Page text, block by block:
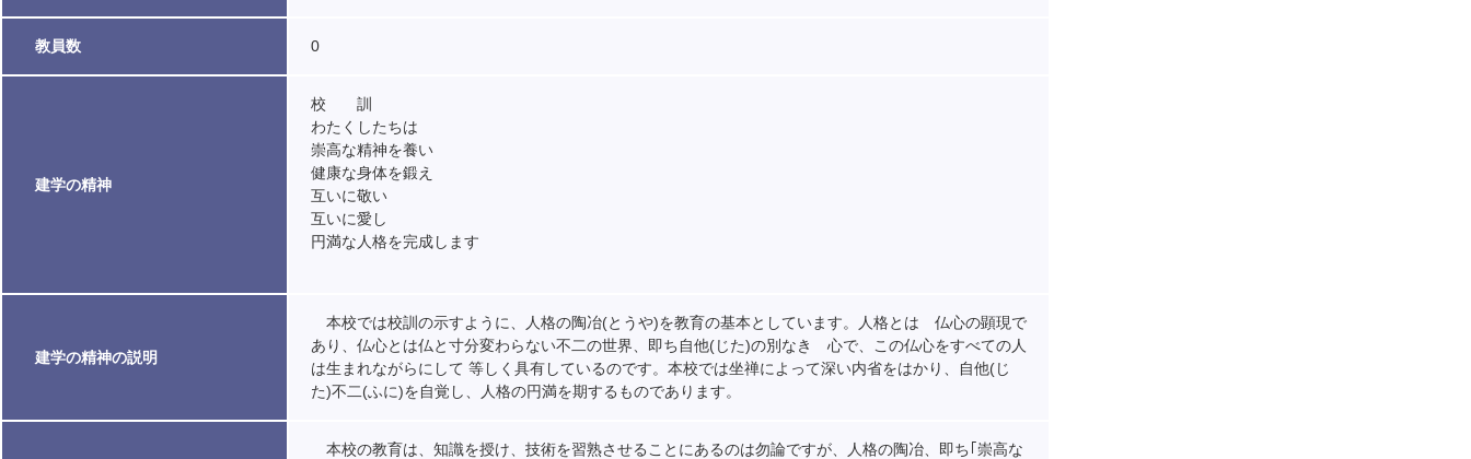
教員数 0
建学の精神
校 訓
わたくしたちは
崇高な精神を養い
健康な身体を鍛え
互いに敬い
互いに愛し
円満な人格を完成します
建学の精神の説明
本校では校訓の示すように、人格の陶冶(とうや)を教育の基本としています。人格とは 仏心の顕現で
あり、仏心とは仏と寸分変わらない不二の世界、即ち自他(じた)の別なき 心で、この仏心をすべての人
は生まれながらにして 等しく具有しているのです。本校では坐禅によって深い内省をはかり、自他(じ
た)不二(ふに)を自覚し、人格の円満を期するものであります。
本校の教育は、知識を授け、技術を習熟させることにあるのは勿論ですが、人格の陶冶、即ち｢崇高な